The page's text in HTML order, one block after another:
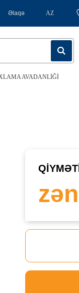
Əlaqə AZ
AVADANLIĞI